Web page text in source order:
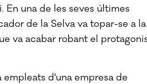
una de les seves últimes
de la Selva va topar-se a la
va acabar robant el
d'una empresa de